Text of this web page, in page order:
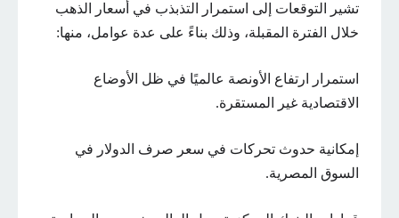
تشير التوقعات إلى استمرار التذبذب في أسعار الذهب
خلال الفترة المقبلة، وذلك بناءً على عدة عوامل، منها:
استمرار ارتفاع الأونصة عالميًا في ظل الأوضاع
الاقتصادية غير المستقرة.
إمكانية حدوث تحركات في سعر صرف الدولار في
السوق المصرية.